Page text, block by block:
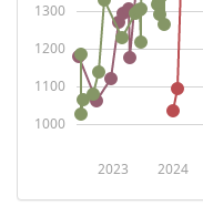
2023 2024
1000
1100
1200
1300